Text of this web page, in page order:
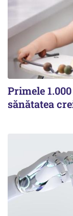
Primele
sănătatea